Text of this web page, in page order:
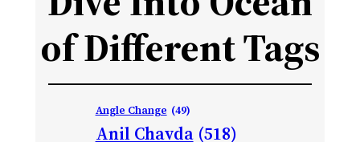
of Different Tags
Angle Change (49)
Anil Chavda (518)